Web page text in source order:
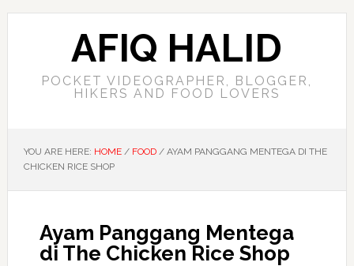
AFIQ HALID
POCKET VIDEOGRAPHER, BLOGGER,
HIKERS AND FOOD LOVERS
YOU ARE HERE: HOME / FOOD /AYAM PANGGANG MENTEGA DI THE
CHICKEN RICE SHOP
Ayam Panggang Mentega
di The Chicken Rice Shop